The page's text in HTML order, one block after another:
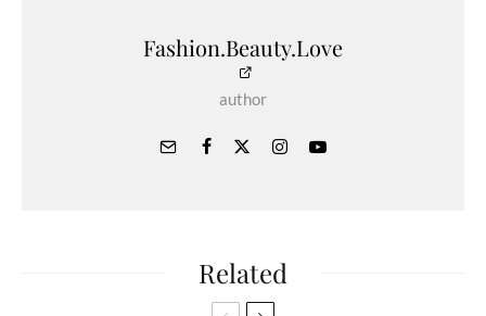
Fashion.Beauty.Love
author
Related